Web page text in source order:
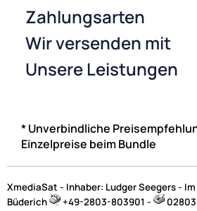
* Unverbindliche
Einzelpreise beim Bundle
XmediaSat - Inhaber: Ludger Seegers - Im
Büderich
+49-2803-803901 -